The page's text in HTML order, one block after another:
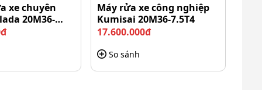
xe chuyên
20M36-
Máy rửa xe công nghiệp
Kumisai 20M36-7.5T4
17.600.000đ
So sánh